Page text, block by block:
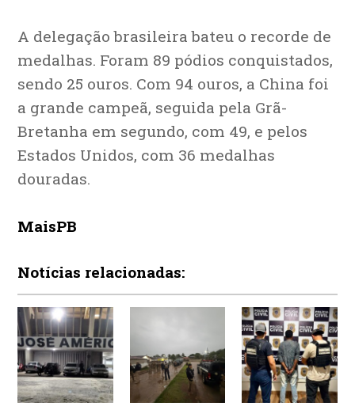
A delegação brasileira bateu o recorde de
medalhas. Foram 89 pódios conquistados,
sendo 25 ouros. Com 94 ouros, a China foi
a grande campeã, seguida pela Grã-
Bretanha em segundo, com 49, e pelos
Estados Unidos, com 36 medalhas
douradas.
MaisPB
Notícias relacionadas: